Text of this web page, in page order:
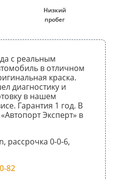
Низкий
пробег
с реальным
в отличном
краска.
диагностику и
в нашем
Гарантия 1 год. В
Эксперт» в
рассрочка 0-0-6,
82